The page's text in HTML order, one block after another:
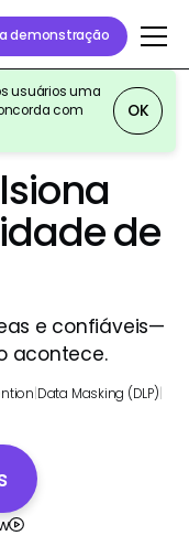
demonstração
usuários uma
com
OK
SERVIÇO DE TI
de
e confiáveis—
acontece.
Data Masking (DLP)